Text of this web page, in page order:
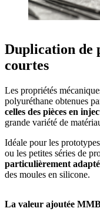
Duplication de
courtes
Les propriétés
polyuréthane obtenues
celles des pièces en
grande variété de
Idéale pour les
ou les petites séries de
particulièrement
des moules en silicone.
La valeur ajoutée